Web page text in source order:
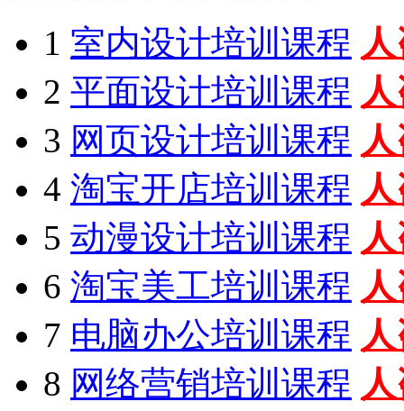
1 室内设计培训课程
2 平面设计培训课程
3 网页设计培训课程
4 淘宝开店培训课程
5 动漫设计培训课程
6 淘宝美工培训课程
7 电脑办公培训课程
8 网络营销培训课程